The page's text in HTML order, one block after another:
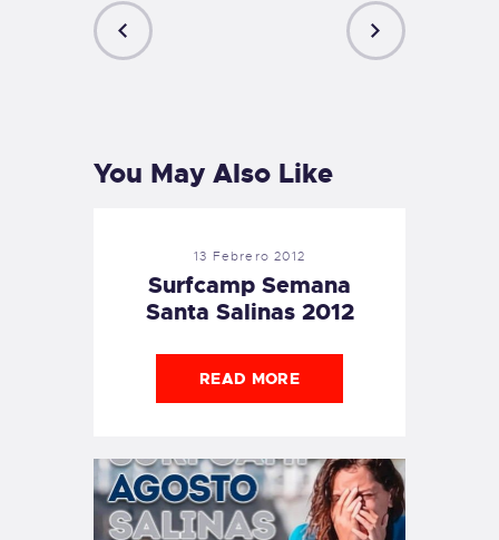
You May Also Like
13 Febrero 2012
Surfcamp Semana
Santa Salinas 2012
READ MORE